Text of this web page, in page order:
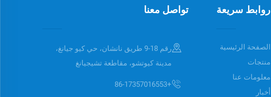
روابط سريعة
الصفحة الرئيسية
منتجات
معلومات عنا
أخبار
تواصل معنا
رقم 18-9 طريق نانشان، حي كيو جيانغ،
مدينة كيوتشو، مقاطعة تشيجيانغ
+86-17357016553